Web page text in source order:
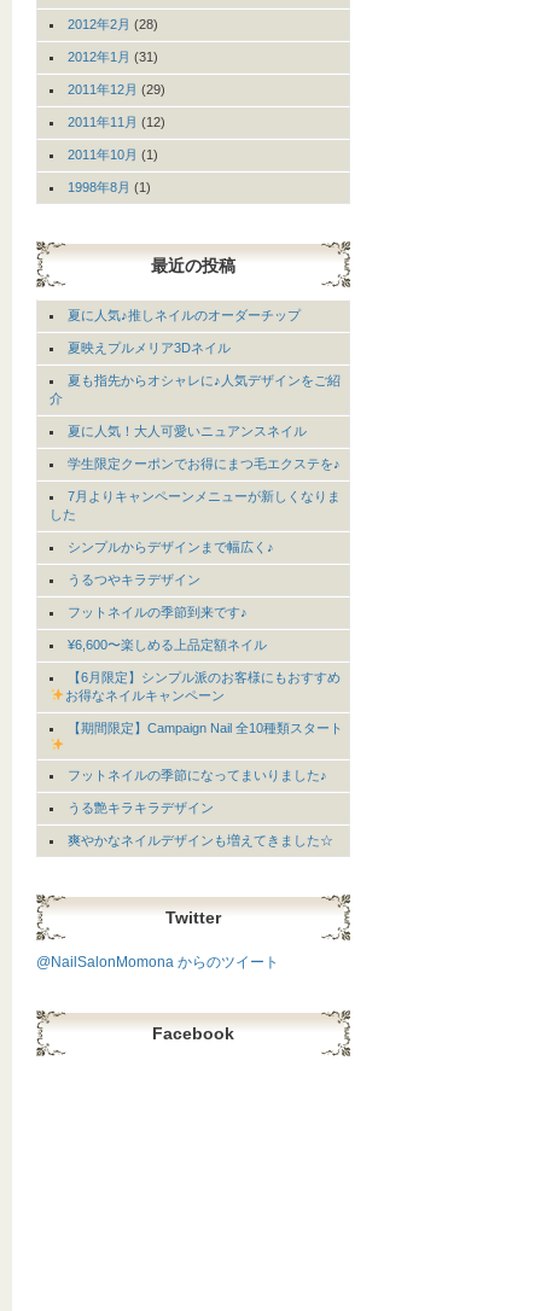
2012年2月 (28)
2012年1月 (31)
2011年12月 (29)
2011年11月 (12)
2011年10月 (1)
1998年8月 (1)
最近の投稿
夏に人気♪推しネイルのオーダーチップ
夏映えプルメリア3Dネイル
夏も指先からオシャレに♪人気デザインをご紹
介
夏に人気！大人可愛いニュアンスネイル
学生限定クーポンでお得にまつ毛エクステを♪
7月よりキャンペーンメニューが新しくなりま
した
シンプルからデザインまで幅広く♪
うるつやキラデザイン
フットネイルの季節到来です♪
¥6,600〜楽しめる上品定額ネイル
【6月限定】シンプル派のお客様にもおすすめ
お得なネイルキャンペーン
【期間限定】Campaign Nail 全10種類スタート
フットネイルの季節になってまいりました♪
うる艶キラキラデザイン
爽やかなネイルデザインも増えてきました☆
Twitter
@NailSalonMomona からのツイート
Facebook